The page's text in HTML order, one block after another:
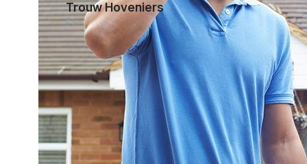
Trouw Hoveniers
Ede